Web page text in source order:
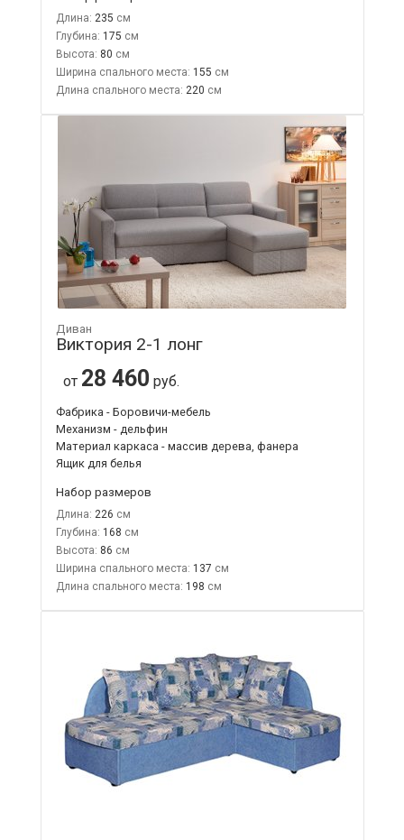
Длина: 235
Глубина: 175
Высота: 80
Ширина спального места: 155
Длина спального места: 220
Диван
Виктория 2-1 лонг
от 28 460 руб.
Фабрика - Боровичи-мебель
Механизм - дельфин
Материал каркаса - массив дерева, фанера
Ящик для белья
Набор размеров
Длина: 226
Глубина: 168
Высота: 86
Ширина спального места: 137
Длина спального места: 198